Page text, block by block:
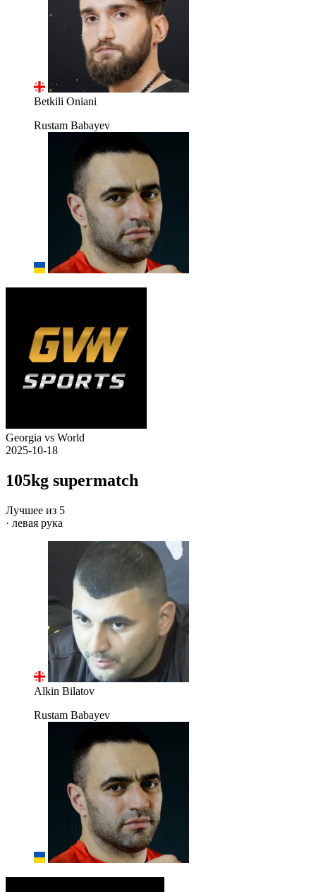
Betkili Oniani
Rustam Babayev
Georgia vs World
2025-10-18
105kg supermatch
Лучшее из 5
· левая рука
Alkin Bilatov
Rustam Babayev